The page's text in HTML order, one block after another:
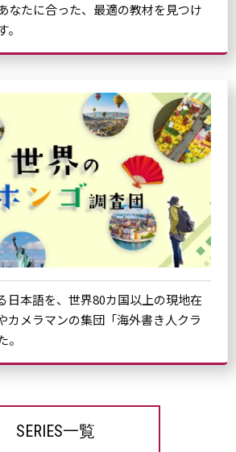
なたに合った、最適の教材を見つけ
日本語を、世界80カ国以上の現地在
カメラマンの集団「海外書き人クラ
SERIES一覧